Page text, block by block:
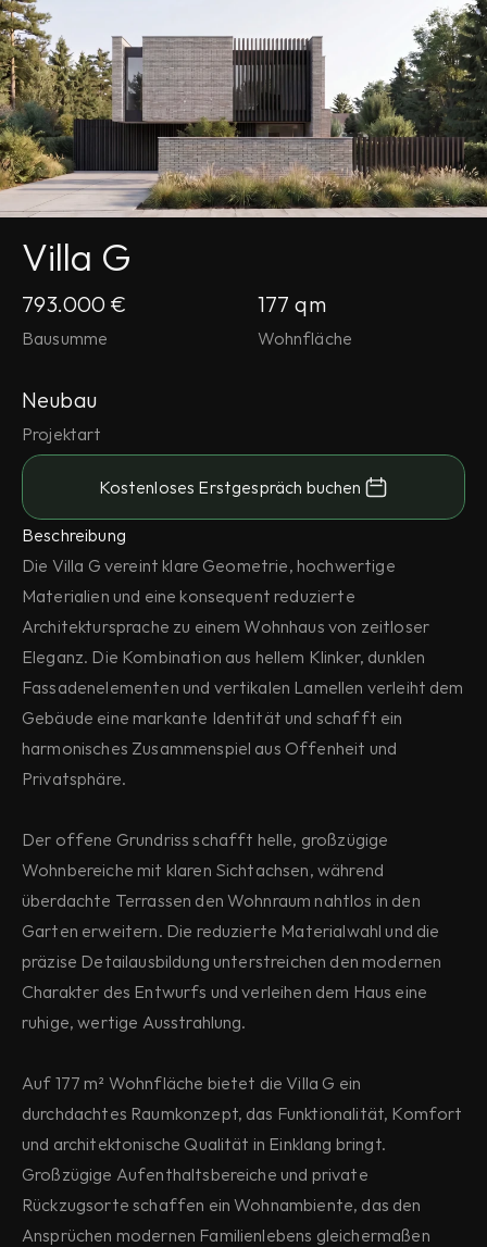
Villa G
793.000 €
Bausumme
177 qm
Wohnfläche
Neubau
Projektart
Kostenloses Erstgespräch buchen
Beschreibung
Die Villa G vereint klare Geometrie, hochwertige
Materialien und eine konsequent reduzierte
Architektursprache zu einem Wohnhaus von zeitloser
Eleganz. Die Kombination aus hellem Klinker, dunklen
Fassadenelementen und vertikalen Lamellen verleiht dem
Gebäude eine markante Identität und schafft ein
harmonisches Zusammenspiel aus Offenheit und
Privatsphäre.
Der offene Grundriss schafft helle, großzügige
Wohnbereiche mit klaren Sichtachsen, während
überdachte Terrassen den Wohnraum nahtlos in den
Garten erweitern. Die reduzierte Materialwahl und die
präzise Detailausbildung unterstreichen den modernen
Charakter des Entwurfs und verleihen dem Haus eine
ruhige, wertige Ausstrahlung.
Auf 177 m² Wohnfläche bietet die Villa G ein
durchdachtes Raumkonzept, das Funktionalität, Komfort
und architektonische Qualität in Einklang bringt.
Großzügige Aufenthaltsbereiche und private
Rückzugsorte schaffen ein Wohnambiente, das den
Ansprüchen modernen Familienlebens gleichermaßen